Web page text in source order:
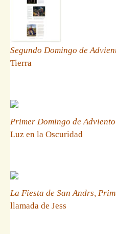
Segundo Domingo de
Tierra
Primer Domingo de Adviento
Luz en la Oscuridad
La Fiesta de San Andrs,
llamada de Jess